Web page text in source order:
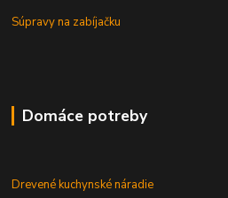
Súpravy na zabíjačku
Domáce potreby
Drevené kuchynské náradie